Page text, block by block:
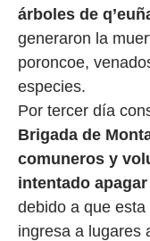
árboles de
generaron la
poroncoe,
especies.
Por tercer día
Brigada de
comuneros y
intentado
debido a que
ingresa a lugares